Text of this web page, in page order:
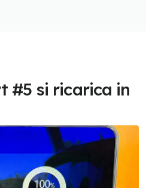
#5 si ricarica in